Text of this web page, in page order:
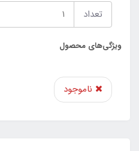
تعداد
ویژگی‌های محصول
ناموجود